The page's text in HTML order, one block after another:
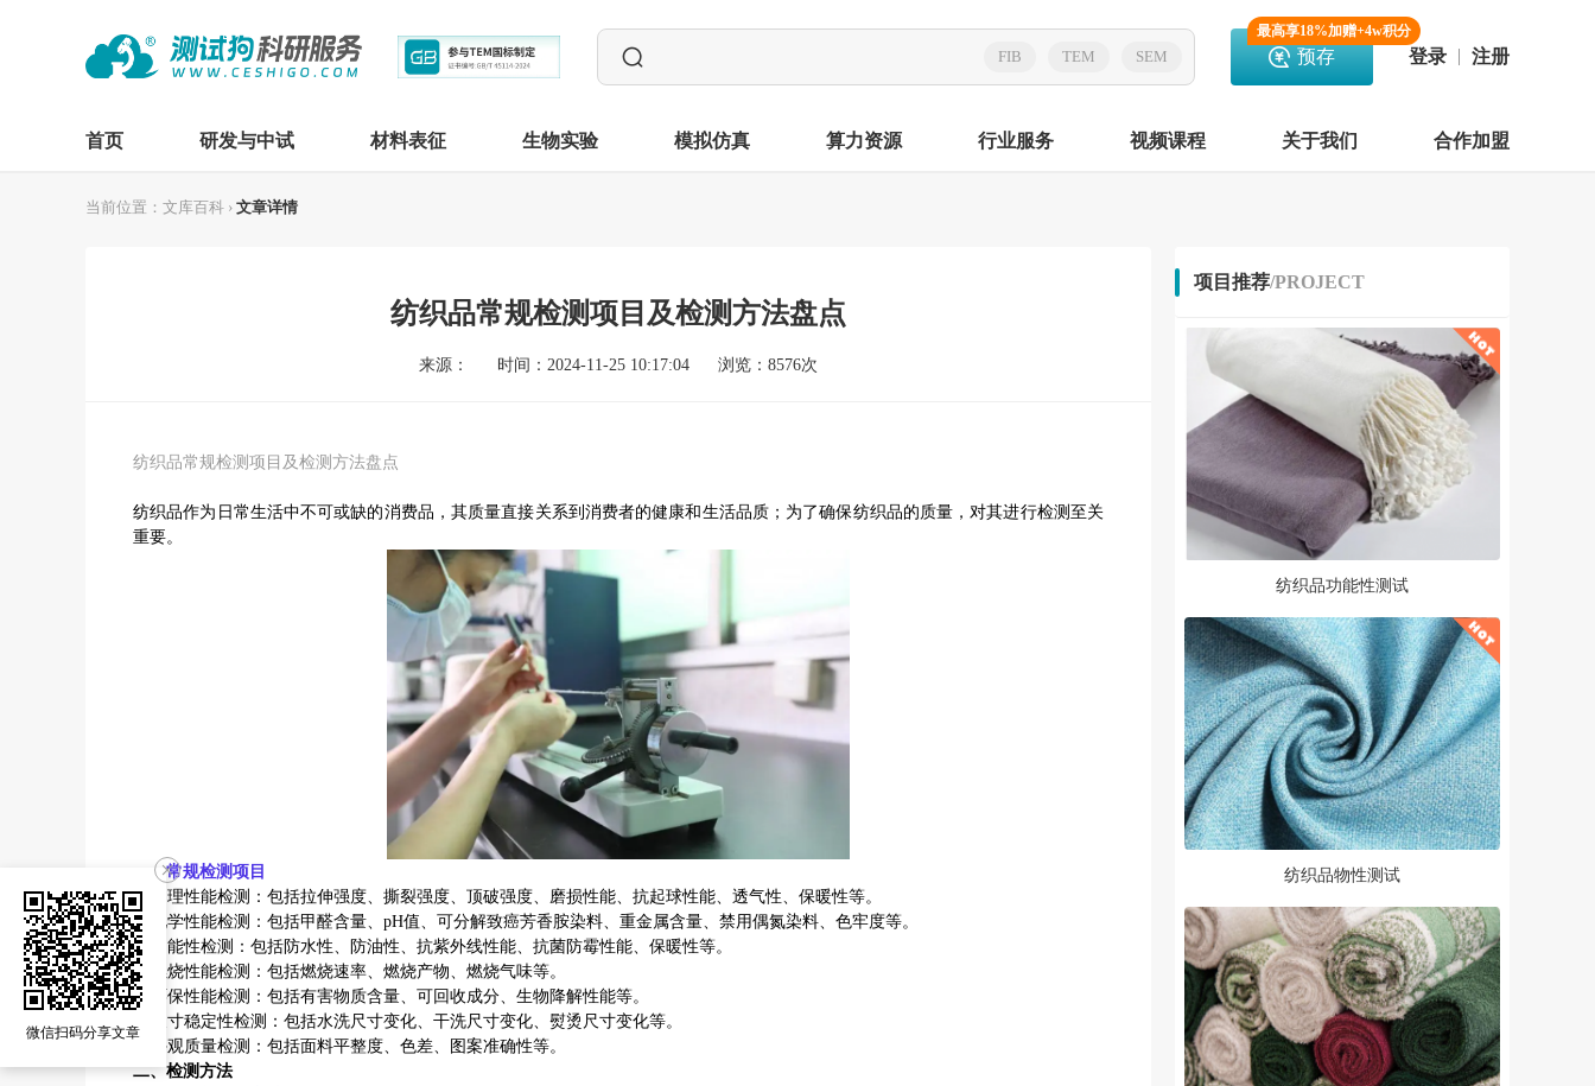
FIB TEM SEM
最高享18%加赠+4w积分
预存 登录 注册
首页 研发与中试 材料表征 生物实验 模拟仿真 算力资源 行业服务 视频课程 关于我们 合作加盟
当前位置： 文库百科 › 文章详情
纺织品常规检测项目及检测方法盘点
来源： 时间：2024-11-25 10:17:04 浏览：8576次
纺织品常规检测项目及检测方法盘点
纺织品作为日常生活中不可或缺的消费品，其质量直接关系到消费者的健康和生活品质；为了确保纺织品的质量，对其进行检测至关
重要。
一、常规检测项目
1.
物理性能检测 ：包括拉伸强度、撕裂强度、顶破强度、磨损性能、抗起球性能、透气性、保暖性等。
2.
化学性能检测：包括甲醛含量、 pH值、可分解致癌芳香胺染料、重金属含量、禁用偶氮染料、色牢度等。
3.
功能性检测：包括防水性、防油性、抗紫外线性能、抗菌防霉性能、保暖性等。
4.
燃烧性能检测：包括燃烧速率、燃烧产物、燃烧气味等。
5.
环保性能检测：包括有害物质含量、可回收成分、生物降解性能等。
6.
尺寸稳定性检测：包括水洗尺寸变化、干洗尺寸变化、熨烫尺寸变化等。
外观质量检测：包括面料平整度、色差、图案准确性等。
二、检测方法
项目推荐/PROJECT
纺织品功能性测试
纺织品物性测试
微信扫码分享文章